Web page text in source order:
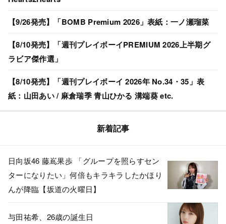
【9/26発売】「BOMB Premium 2026」表紙：一ノ瀬瑠菜
【8/10発売】「週刊プレイボーイPREMIUM 2026上半期グ
ラビア傑作選」
【8/10発売】「週刊プレイボーイ 2026年 No.34・35」表
紙：山田あい / 麻倉瑞季 青山ひかる 溝端葵 etc.
新着記事
日向坂46 藤嶌果歩 「グループを照らすセン
ターになりたい」何倍もキラキラしたかほり
んが降臨【坂道の火曜日】
与田祐希、26歳の誕生日